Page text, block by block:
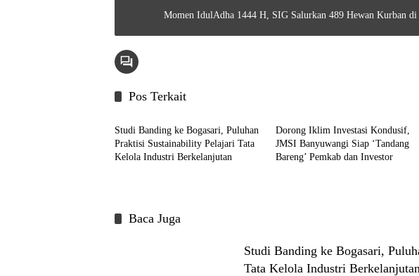
Momen IdulAdha 1444 H, SIG Salurkan 489 Hewan Kurban
Pos Terkait
Indeks
Studi Banding ke Bogasari, Puluhan
Praktisi Sustainability Pelajari Tata
Kelola Industri Berkelanjutan
Dorong Iklim Investasi Kondusif,
JMSI Banyuwangi Siap ‘Tandang
Bareng’ Pemkab dan Investor
Baca Juga
Studi Banding ke Bogasari,
Tata Kelola Industri